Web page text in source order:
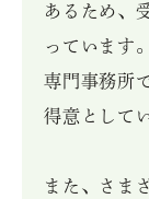
あるため、
っています
専門事務所
得意として
また、さま